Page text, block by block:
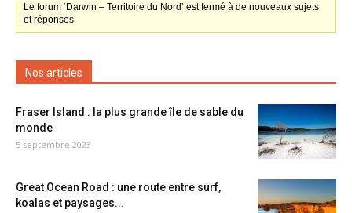
Le forum ‘Darwin – Territoire du Nord’ est fermé à de nouveaux sujets
et réponses.
Nos articles
Fraser Island : la plus grande île de sable du
monde
5 septembre 2023
Great Ocean Road : une route entre surf,
koalas et paysages...